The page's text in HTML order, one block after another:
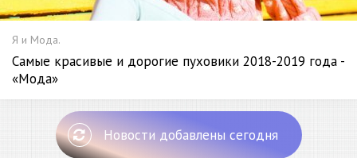
Я и Мода.
Самые красивые и дорогие пуховики 2018-2019 года -
«Мода»
Новости добавлены сегодня